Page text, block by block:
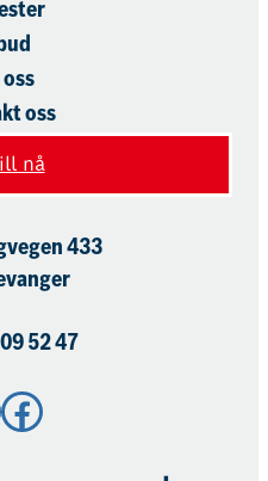
oss
oss
nå
433
52 47
Facebook